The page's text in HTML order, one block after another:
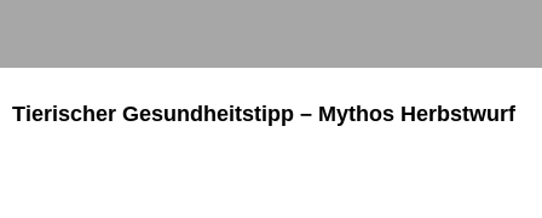
Tierischer Gesundheitstipp – Mythos Herbstwurf